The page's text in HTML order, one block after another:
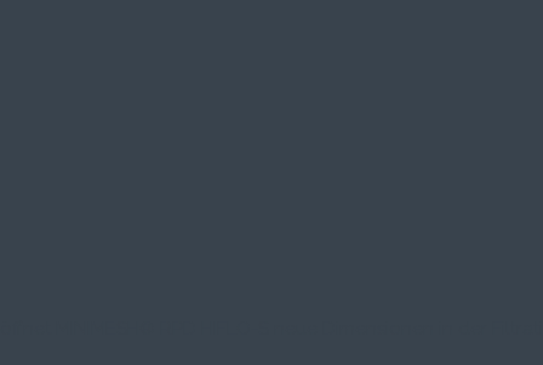
MINIMESH® RPD HIFLO-S neue Dimensionen in der